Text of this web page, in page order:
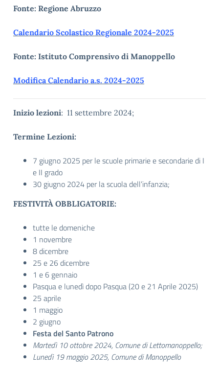
Fonte: Regione Abruzzo
Calendario Scolastico Regionale 2024-2025
Fonte: Istituto Comprensivo di Manoppello
Modifica Calendario a.s. 2024-2025
Inizio lezioni: 11 settembre 2024;
Termine Lezioni:
7 giugno 2025 per le scuole primarie e secondarie di I
e II grado
30 giugno 2024 per la scuola dell’infanzia;
FESTIVITÀ OBBLIGATORIE:
tutte le domeniche
1 novembre
8 dicembre
25 e 26 dicembre
1 e 6 gennaio
Pasqua e lunedì dopo Pasqua (20 e 21 Aprile 2025)
25 aprile
1 maggio
2 giugno
Festa del Santo Patrono
Martedì 10 ottobre 2024, Comune di Lettomanoppello;
Lunedì 19 maggio 2025, Comune di Manoppello